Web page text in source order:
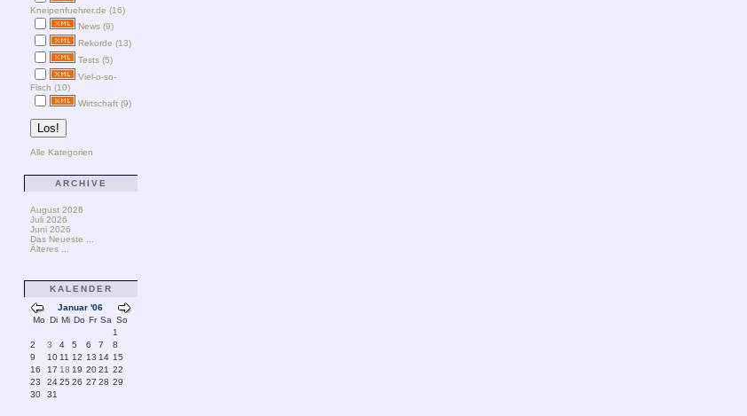
Kneipenfuehrer.de (16)
News (9)
Rekorde (13)
Tests (5)
Viel-o-so-
Fisch (10)
Wirtschaft (9)
Alle Kategorien
ARCHIVE
August 2026
Juli 2026
Juni 2026
Das Neueste ...
Älteres ...
KALENDER
Januar '06
Mo Di Mi Do Fr Sa So
1
2
3 4 5 6 7
8
9
10 11 12 13 14 15
16
17 18 19 2021 22
23
2425 26 27 28 29
30
31